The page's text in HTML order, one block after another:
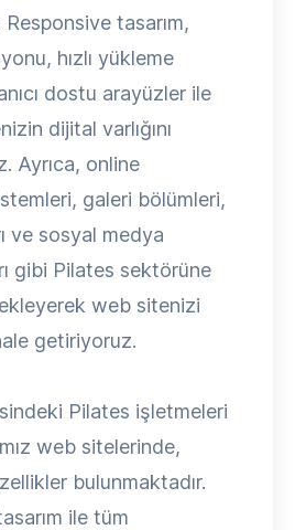
Responsive tasarım,
hızlı yükleme
dostu arayüzler ile
dijital varlığını
Ayrıca, online
galeri bölümleri,
ve sosyal medya
gibi Pilates sektörüne
web sitenizi
getiriyoruz.
Pilates işletmeleri
web sitelerinde,
bulunmaktadır.
ile tüm